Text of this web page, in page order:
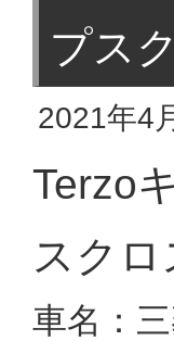
プス
2021年4
Terzo
スク
車名：